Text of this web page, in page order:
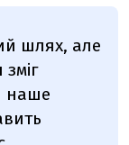
шлях, але
наше